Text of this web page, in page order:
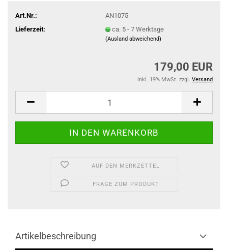
Art.Nr.:
AN1075
Lieferzeit:
ca. 5 - 7 Werktage
(Ausland abweichend)
179,00 EUR
inkl. 19% MwSt. zzgl. Versand
AUF DEN MERKZETTEL
FRAGE ZUM PRODUKT
Artikelbeschreibung